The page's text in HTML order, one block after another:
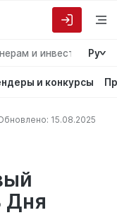
и инвесторам
Ру
и конкурсы
15.08.2025
Дня